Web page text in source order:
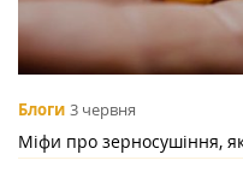
Блоги 3 червня
Міфи про зерносушіння,